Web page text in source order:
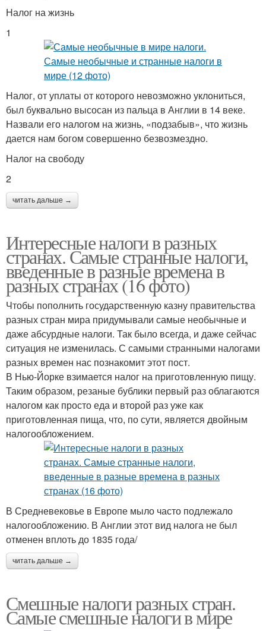
Налог на жизнь
1
Налог, от уплаты от которого невозможно уклониться,
был буквально высосан из пальца в Англии в 14 веке.
Назвали его налогом на жизнь, «подзабыв», что жизнь
дается нам богом совершенно безвозмездно.
Налог на свободу
2
читать дальше →
Интересные налоги в разных
странах. Самые странные налоги,
введенные в разные времена в
разных странах (16 фото)
Чтобы пополнить государственную казну правительства
разных стран мира придумывали самые необычные и
даже абсурдные налоги. Так было всегда, и даже сейчас
ситуация не изменилась. С самыми странными налогами
разных времен нас познакомит этот пост.
В Нью-Йорке взимается налог на приготовленную пищу.
Таким образом, резаные бублики первый раз облагаются
налогом как просто еда и второй раз уже как
приготовленная пища, что, по сути, является двойным
налогообложением.
В Средневековье в Европе мыло часто подлежало
налогообложению. В Англии этот вид налога не был
отменен вплоть до 1835 года/
читать дальше →
Смешные налоги разных стран.
Самые смешные налоги в мире